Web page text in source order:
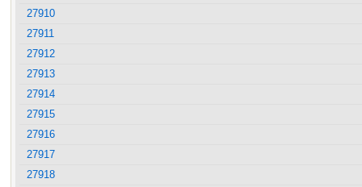
27910
27911
27912
27913
27914
27915
27916
27917
27918